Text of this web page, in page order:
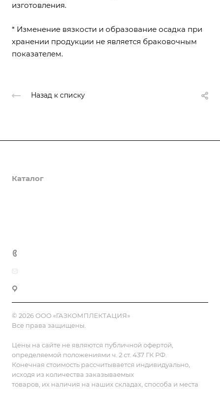
изготовления.
* Изменение вязкости и образование осадка при
хранении продукции не является браковочным
показателем.
Назад к списку
Каталог
© 2026 ООО «ГАЗКОМПЛЕКТАЦИЯ»
Все права защищены.
Цены на сайте не являются публичной офертой,
определяемой положениями ч. 2 ст. 437 ГК РФ.
Конечная стоимость рассчитывается индивидуально,
исходя из количества заказываемых
товаров, их наличия на наших складах, способа и места